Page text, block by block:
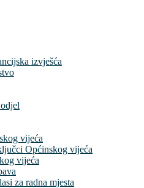
izvješća
vijeća
Općinskog vijeća
vijeća
za radna mjesta